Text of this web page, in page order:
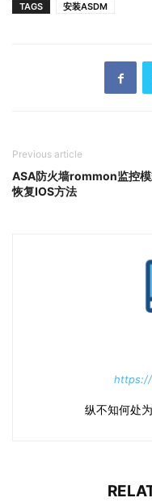
TAGS 安装ASDM
Previous article
ASA防火墙rommon监控
恢复IOS方法
纵不知何处